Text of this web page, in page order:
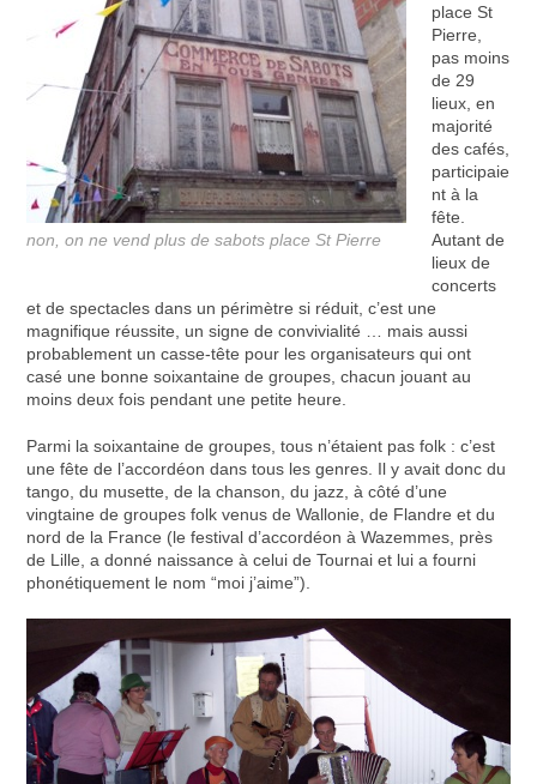
non, on ne vend plus de sabots place St Pierre
place St
Pierre,
pas moins
de 29
lieux, en
majorité
des cafés,
participaie
nt à la
fête.
Autant de
lieux de
concerts
et de spectacles dans un périmètre si réduit, c’est une
magnifique réussite, un signe de convivialité … mais aussi
probablement un casse-tête pour les organisateurs qui ont
casé une bonne soixantaine de groupes, chacun jouant au
moins deux fois pendant une petite heure.
Parmi la soixantaine de groupes, tous n’étaient pas folk : c’est
une fête de l’accordéon dans tous les genres. Il y avait donc du
tango, du musette, de la chanson, du jazz, à côté d’une
vingtaine de groupes folk venus de Wallonie, de Flandre et du
nord de la France (le festival d’accordéon à Wazemmes, près
de Lille, a donné naissance à celui de Tournai et lui a fourni
phonétiquement le nom “moi j’aime”).